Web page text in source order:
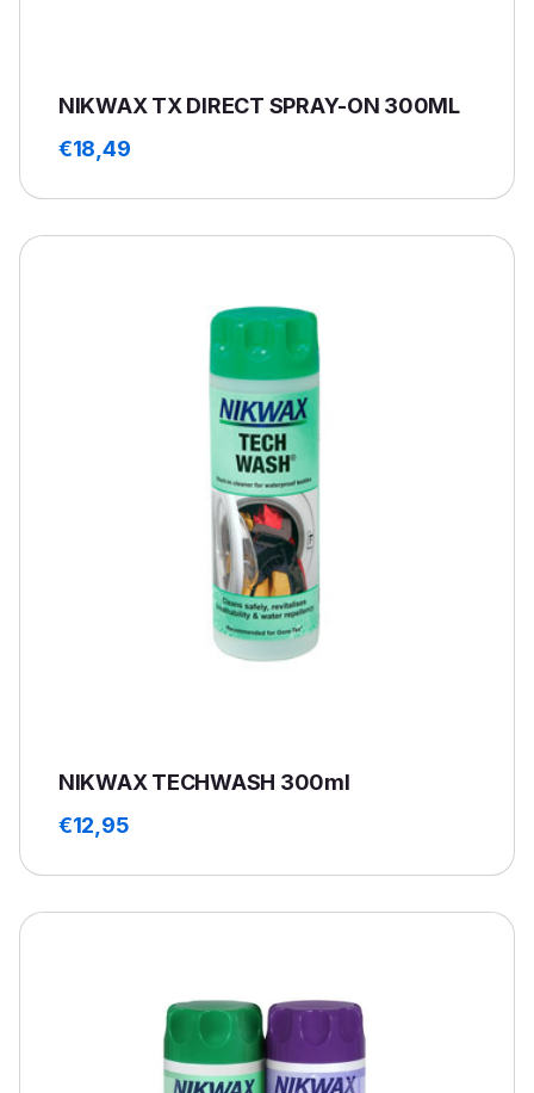
NIKWAX TX DIRECT SPRAY-ON 300ML
€18,49
NIKWAX TECHWASH 300ml
€12,95